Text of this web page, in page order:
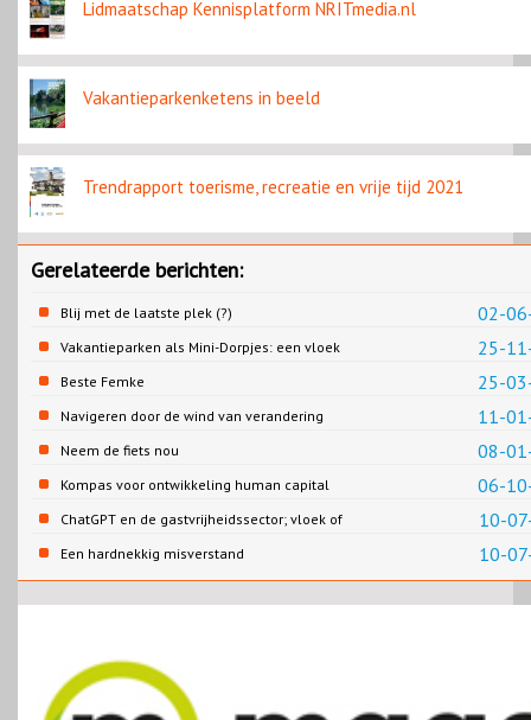
Lidmaatschap Kennisplatform NRITmedia.nl
Vakantieparkenketens in beeld
Trendrapport toerisme, recreatie en vrije tijd 2021
Gerelateerde berichten:
02-
Blij met de laatste plek (?)
25-
Vakantieparken als Mini-Dorpjes: een vloek
of een zegen?
25-
Beste Femke
11-
Navigeren door de wind van verandering
08-
Neem de fiets nou
06-
Kompas voor ontwikkeling human capital
10-
ChatGPT en de gastvrijheidssector; vloek of
zegen?
10-
Een hardnekkig misverstand